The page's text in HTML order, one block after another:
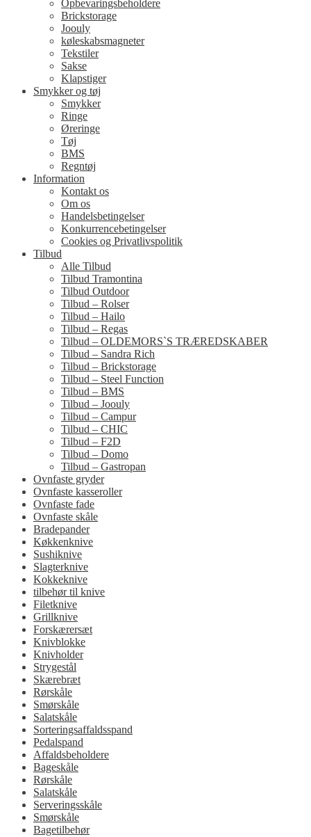
Opbevaringsbeholdere
Brickstorage
Joouly
køleskabsmagneter
Tekstiler
Sakse
Klapstiger
Smykker og tøj
Smykker
Ringe
Øreringe
Tøj
BMS
Regntøj
Information
Kontakt os
Om os
Handelsbetingelser
Konkurrencebetingelser
Cookies og Privatlivspolitik
Tilbud
Alle Tilbud
Tilbud Tramontina
Tilbud Outdoor
Tilbud – Rolser
Tilbud – Hailo
Tilbud – Regas
Tilbud – OLDEMORS`S TRÆREDSKABER
Tilbud – Sandra Rich
Tilbud – Brickstorage
Tilbud – Steel Function
Tilbud – BMS
Tilbud – Joouly
Tilbud – Campur
Tilbud – CHIC
Tilbud – F2D
Tilbud – Domo
Tilbud – Gastropan
Ovnfaste gryder
Ovnfaste kasseroller
Ovnfaste fade
Ovnfaste skåle
Bradepander
Køkkenknive
Sushiknive
Slagterknive
Kokkeknive
tilbehør til knive
Filetknive
Grillknive
Forskærersæt
Knivblokke
Knivholder
Strygestål
Skærebræt
Rørskåle
Smørskåle
Salatskåle
Sorteringsaffaldsspand
Pedalspand
Affaldsbeholdere
Bageskåle
Rørskåle
Salatskåle
Serveringsskåle
Smørskåle
Bagetilbehør